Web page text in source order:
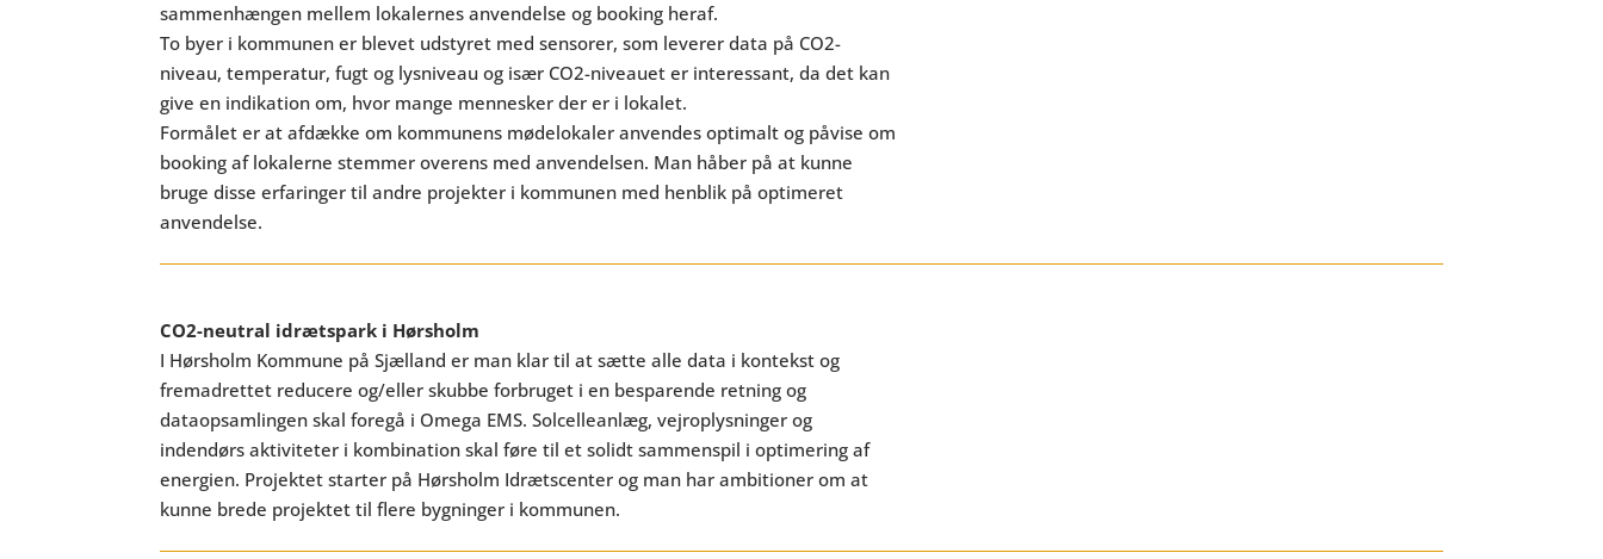
sammenhængen mellem lokalernes anvendelse og booking heraf.
To byer i kommunen er blevet udstyret med sensorer, som leverer data på CO2-
niveau, temperatur, fugt og lysniveau og især CO2-niveauet er interessant, da det kan
give en indikation om, hvor mange mennesker der er i lokalet.
Formålet er at afdække om kommunens mødelokaler anvendes optimalt og påvise om
booking af lokalerne stemmer overens med anvendelsen. Man håber på at kunne
bruge disse erfaringer til andre projekter i kommunen med henblik på optimeret
anvendelse.
CO2-neutral idrætspark i Hørsholm
I Hørsholm Kommune på Sjælland er man klar til at sætte alle data i kontekst og
fremadrettet reducere og/eller skubbe forbruget i en besparende retning og
dataopsamlingen skal foregå i Omega EMS. Solcelleanlæg, vejroplysninger og
indendørs aktiviteter i kombination skal føre til et solidt sammenspil i optimering af
energien. Projektet starter på Hørsholm Idrætscenter og man har ambitioner om at
kunne brede projektet til flere bygninger i kommunen.